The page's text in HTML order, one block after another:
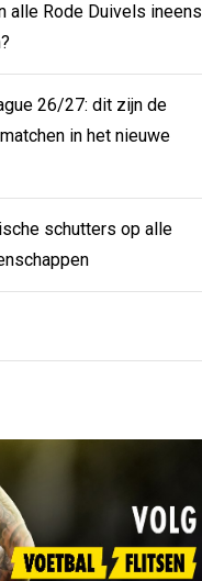
alle Rode Duivels ineens
26/27: dit zijn de
in het nieuwe
schutters op alle